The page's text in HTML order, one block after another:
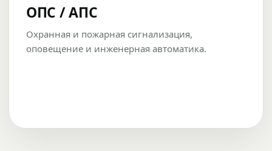
ОПС / АПС
Охранная и пожарная сигнализация,
оповещение и инженерная автоматика.